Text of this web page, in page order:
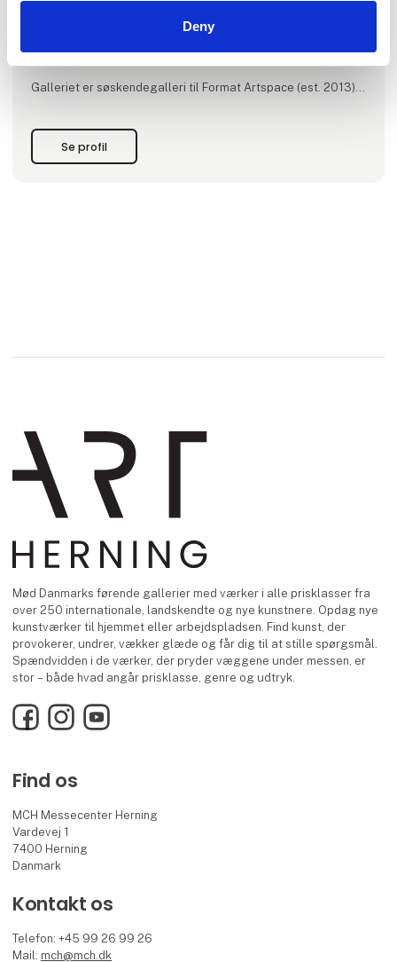
Deny
Formation præsenterer 7-8 udstillinger om året, hvor
hovedparten er soloudstillinger, men hvert år skabes
desuden to tematiske kuraterede gruppeudstillinger.
Galleriet er søskendegalleri til Format Artspace (est. 2013).
internationale kunstinstitutioner, festivaler og gallerier de
sidste 15 år
Se profil
Mød Danmarks førende gallerier med værker i alle prisklasser fra
over 250 internationale, landskendte og nye kunstnere. Opdag nye
kunstværker til hjemmet eller arbejdspladsen. Find kunst, der
provokerer, undrer, vækker glæde og får dig til at stille spørgsmål.
Spændvidden i de værker, der pryder væggene under messen, er
stor – både hvad angår prisklasse, genre og udtryk.
FacebookInstagramYouTube
Find os
MCH Messecenter Herning
Vardevej 1
7400 Herning
Danmark
Kontakt os
Telefon: +45 99 26 99 26
Mail: mch@mch.dk